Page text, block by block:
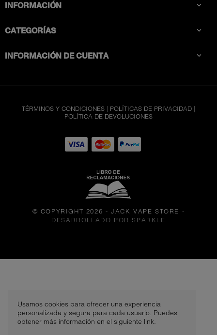
Usamos cookies para ofrecer una experiencia
personalizada y segura para cada usuario. Puedes
obtener más información en el siguiente link.
50 MG
INFORMACIÓN 
CATEGORÍAS 
INFORMACIÓN DE CUENTA 
TÉRMINOS Y CONDICIONES | POLÍTICAS DE PRIVACIDAD |
POLÍTICA DE DEVOLUCIONES
© COPYRIGHT 2026 - JACK VAPE STORE -
DESARROLLADO POR SPARKLE